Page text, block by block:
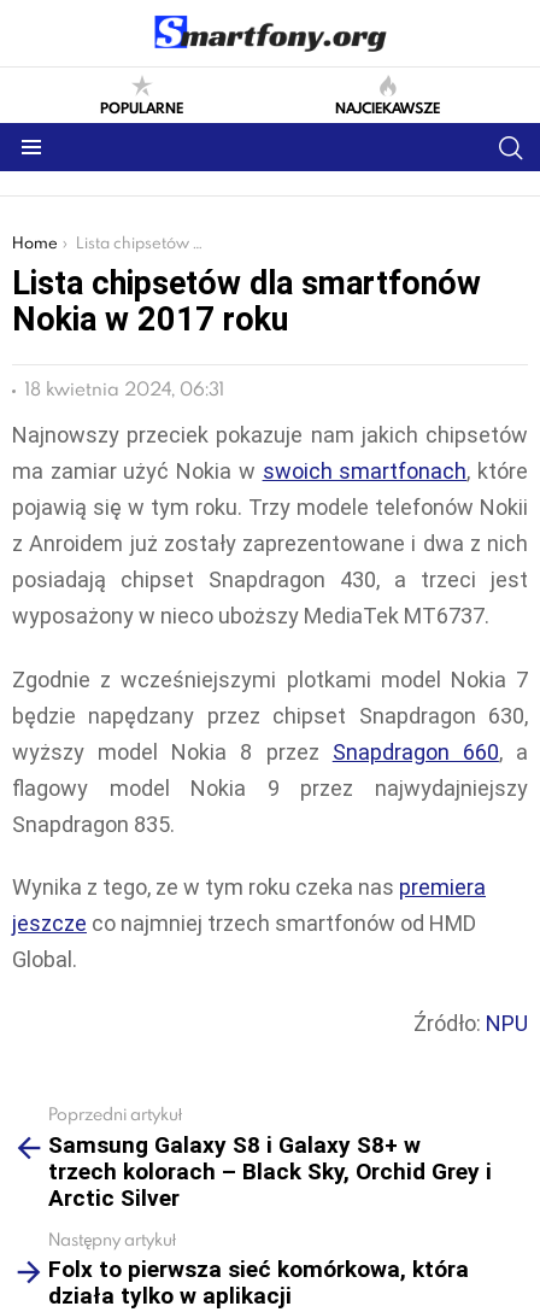
POPULARNE NAJCIEKAWSZE
You are here:
Home Lista chipsetów dla smartfonów Nokia w 2017 roku
Lista chipsetów dla smartfonów
Nokia w 2017 roku
18 kwietnia 2024, 06:31
Najnowszy przeciek pokazuje nam jakich chipsetów
ma zamiar użyć Nokia w swoich smartfonach, które
pojawią się w tym roku. Trzy modele telefonów Nokii
z Anroidem już zostały zaprezentowane i dwa z nich
posiadają chipset Snapdragon 430, a trzeci jest
wyposażony w nieco uboższy MediaTek MT6737.
Zgodnie z wcześniejszymi plotkami model Nokia 7
będzie napędzany przez chipset Snapdragon 630,
wyższy model Nokia 8 przez Snapdragon 660, a
flagowy model Nokia 9 przez najwydajniejszy
Snapdragon 835.
Wynika z tego, ze w tym roku czeka nas premiera
jeszcze co najmniej trzech smartfonów od HMD
Global.
Źródło: NPU
more
Poprzedni artykuł
Samsung Galaxy S8 i Galaxy S8+ w
trzech kolorach – Black Sky, Orchid Grey i
Arctic Silver
Następny artykuł
Folx to pierwsza sieć komórkowa, która
działa tylko w aplikacji